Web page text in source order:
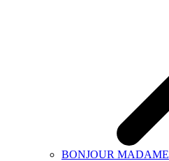
BONJOUR MADAME